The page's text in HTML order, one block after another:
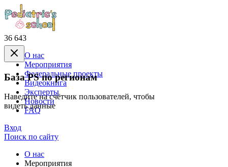
36 643
База PS по регионам
Наведите на счётчик пользователей, чтобы
видеть данные
О нас
Mероприятия
Федеральные проекты
Видеокнига
Эксперты
Новости
FAQ
Вход
Поиск по сайту
О нас
Mероприятия